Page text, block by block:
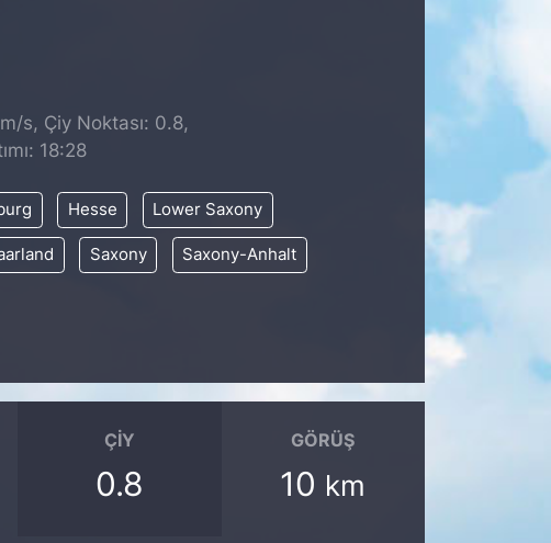
s, Çiy Noktası: 0.8,
18:28
Hesse Lower Saxony
Saxony Saxony-Anhalt
ÇIY
0.8
GÖRÜŞ
10 km